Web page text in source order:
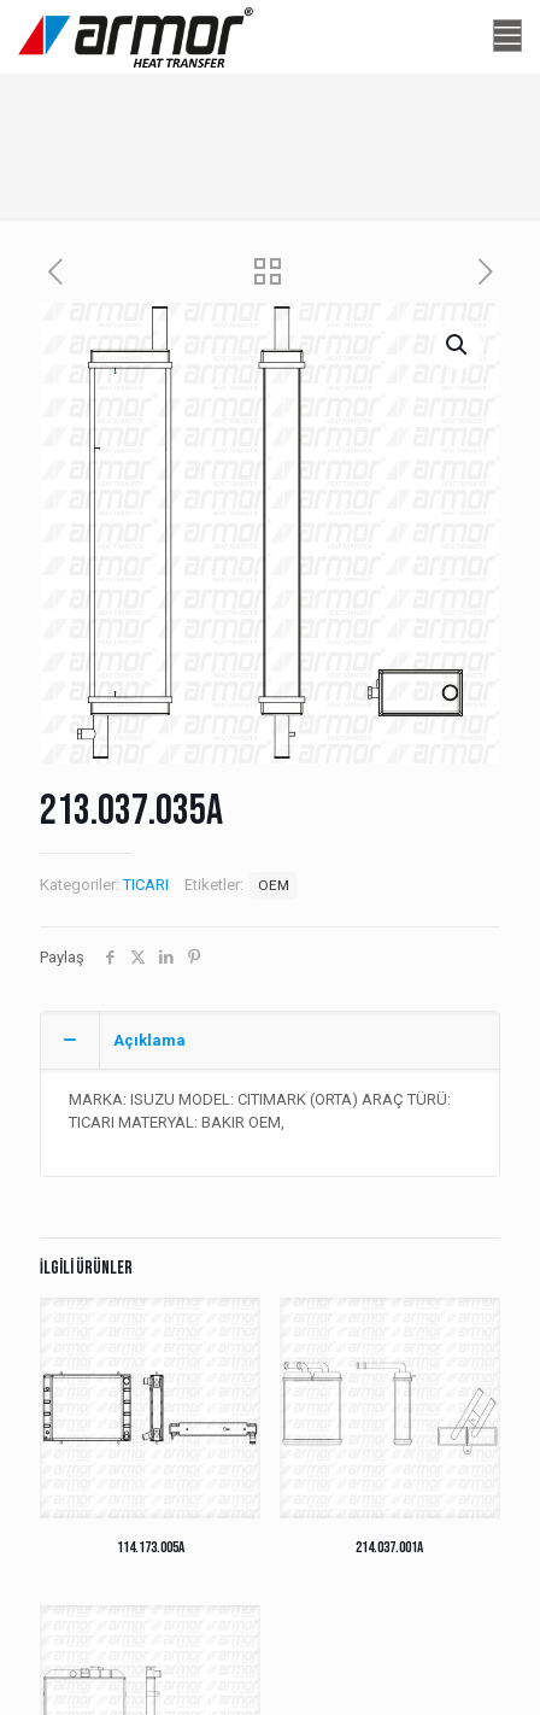
213.037.035A
Kategoriler:TICARI Etiketler: OEM
Paylaş
Açıklama
MARKA: ISUZU MODEL: CITIMARK (ORTA) ARAÇ TÜRÜ:
TICARI MATERYAL: BAKIR OEM,
İlgili ürünler
114.173.005A 214.037.001A